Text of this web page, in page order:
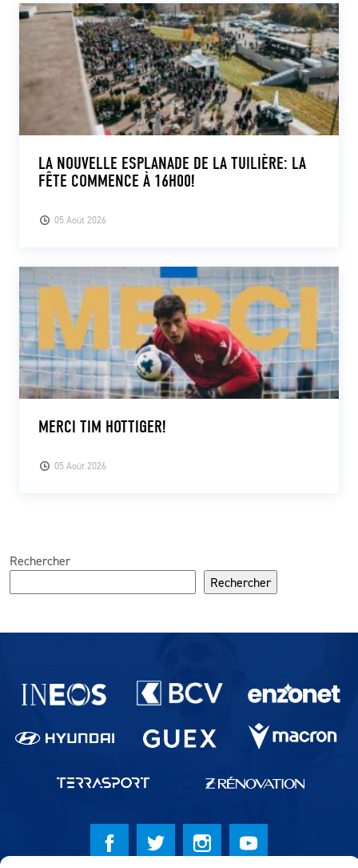
05 Août 2026
LA NOUVELLE ESPLANADE DE LA TUILIÈRE: LA
FÊTE COMMENCE À 16H00!
05 Août 2026
MERCI TIM HOTTIGER!
Rechercher
Rechercher
Partenaires du lausanne-Sport